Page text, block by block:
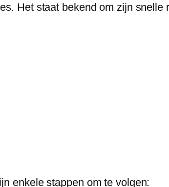
Het staat bekend om zijn snelle
enkele stappen om te volgen: